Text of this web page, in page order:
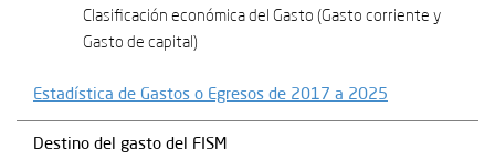
Clasificación económica del Gasto (Gasto corriente y
Gasto de capital)
Estadística de Gastos o Egresos de 2017 a 2025
Destino del gasto del FISM